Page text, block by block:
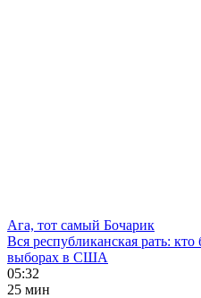
Ага, тот самый Бочарик
Вся республиканская рать:
выборах в США
05:32
25 мин